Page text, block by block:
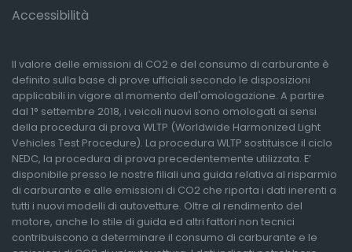
Accessibilità
Il valore delle emissioni di CO2 e del consumo di carburante è
definito sulla base di prove ufficiali secondo le disposizioni
applicabili in vigore al momento dell'omologazione. A partire
dal 1° settembre 2018, i veicoli nuovi sono omologati ai sensi
della procedura di prova WLTP (Worldwide Harmonized Light
Vehicles Test Procedure). La procedura WLTP sostituisce il ciclo
NEDC, la procedura di prova precedentemente utilizzata. E’
disponibile presso le nostre filiali una guida relativa al risparmio
di carburante e alle emissioni di CO2 che riporta i dati inerenti a
tutti i nuovi modelli di autovetture. Oltre al rendimento del
motore, anche lo stile di guida ed altri fattori non tecnici
contribuiscono a determinare il consumo di carburante e le